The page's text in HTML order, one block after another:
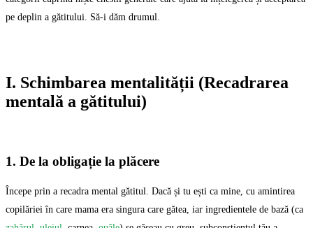
pe deplin a gătitului. Să-i dăm drumul.
I. Schimbarea mentalității (Recadrarea
mentală a gătitului)
1. De la obligație la plăcere
Începe prin a recadra mental gătitul. Dacă și tu ești ca mine, cu amintirea
copilăriei în care mama era singura care gătea, iar ingredientele de bază (ca